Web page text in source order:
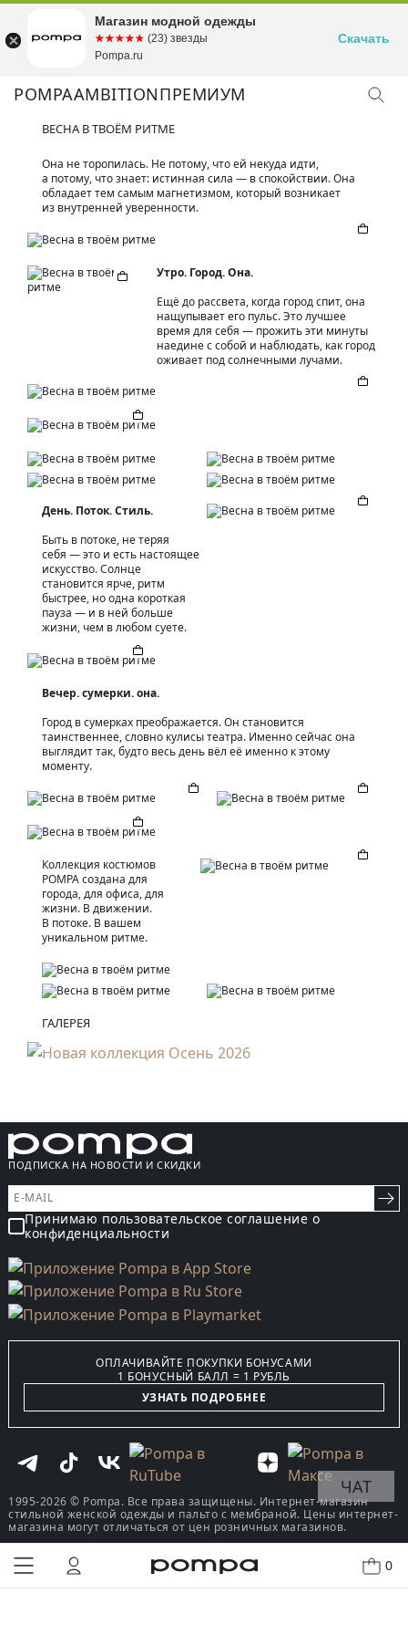
POMPAAMBITIONПРЕМИУМ
0
ВЕСНА В ТВОЁМ РИТМЕ
Она не торопилась. Не потому, что ей некуда идти,
а потому, что знает: истинная сила — в спокойствии. Она
обладает тем самым магнетизмом, который возникает
из внутренней уверенности.
Утро. Город. Она.
Ещё до рассвета, когда город спит, она
нащупывает его пульс. Это лучшее
время для себя — прожить эти минуты
наедине с собой и наблюдать, как город
оживает под солнечными лучами.
День. Поток. Стиль.
Быть в потоке, не теряя
себя — это и есть настоящее
искусство. Солнце
становится ярче, ритм
быстрее, но одна короткая
пауза — и в ней больше
жизни, чем в любом суете.
Вечер. сумерки. она.
Город в сумерках преображается. Он становится
таинственнее, словно кулисы театра. Именно сейчас она
выглядит так, будто весь день вёл её именно к этому
моменту.
Коллекция костюмов
POMPA создана для
города, для офиса, для
жизни. В движении.
В потоке. В вашем
уникальном ритме.
ГАЛЕРЕЯ
ПОДПИСКА НА НОВОСТИ И СКИДКИ
Принимаю пользовательское соглашение о
конфиденциальности
ОПЛАЧИВАЙТЕ ПОКУПКИ БОНУСАМИ
1 БОНУСНЫЙ БАЛЛ = 1 РУБЛЬ
УЗНАТЬ ПОДРОБНЕЕ
1995-2026 © Pompa. Все права защищены. Интернет-магазин
стильной женской одежды и пальто с мембраной. Цены интернет-
магазина могут отличаться от цен розничных магазинов.
ЧАТ
Магазин модной одежды
☆☆☆☆☆
★★★★★ (23) звезды
Pompa.ru
Скачать